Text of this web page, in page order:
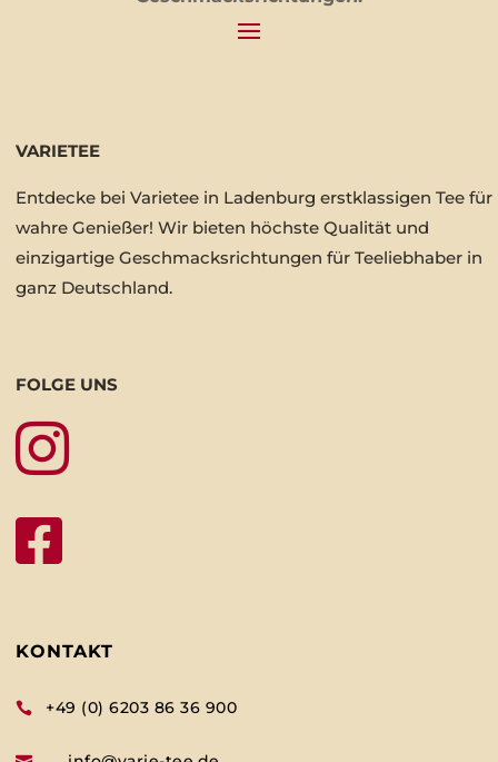
VARIETEE
Entdecke bei Varietee in Ladenburg erstklassigen Tee für
wahre Genießer! Wir bieten höchste Qualität und
einzigartige Geschmacksrichtungen für Teeliebhaber in
ganz Deutschland.
FOLGE UNS


KONTAKT
 +49 (0) 6203 86 36 900